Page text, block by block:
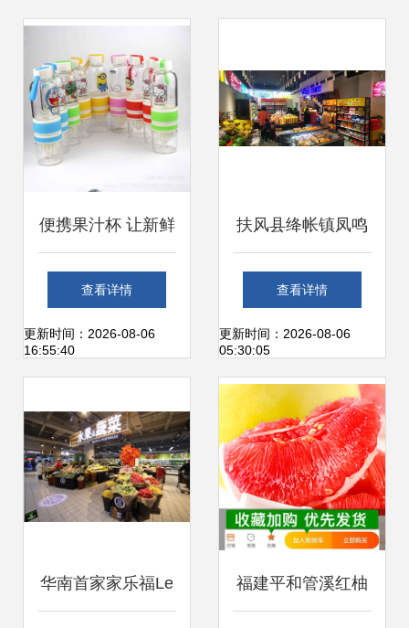
零售法则
设计模板
便携果汁杯 让新鲜
水果成为随身健康
助力
查看详情
更新时间：2026-08-06
16:55:40
扶风县绛帐镇凤鸣
村 村企合作结硕
果，集体经济添活
力
查看详情
更新时间：2026-08-06
05:30:05
华南首家家乐福Le 福建平和管溪红柚